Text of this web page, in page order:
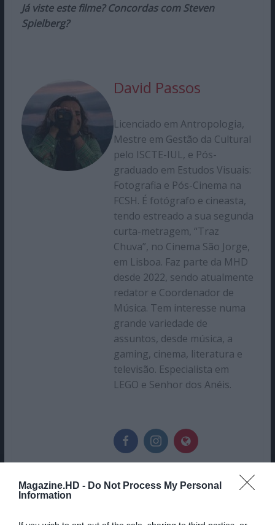
Magazine.HD - Do Not Process My Personal
Information
Já viste este filme? Concordas com Steven
Spielberg?
David Passos
Licenciado em Antropologia,
Mestre em Gestão da Cultural
pelo ISCTE-IUL, e Pós-
graduado em Estudos Visuais:
Fotografia e Pós-Cinema na
FCSH. É fotógrafo e cineasta,
tendo estreado a sua segunda
curta-metragem, “Traz
Chuva”, no Cinema São Jorge,
em Lisboa. Faz parte da MHD
desde 2022, sendo atualmente
redator e Coordenador de
Música. Tem interesse numa
grande variedade de
assuntos, desde música, a
gaming, cinema, literatura e
televisão. Especialista em
LEGO e Senhor dos Anéis.